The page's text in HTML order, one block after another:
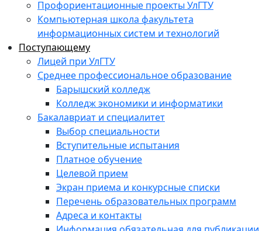
Профориентационные проекты УлГТУ
Компьютерная школа факультета
информационных систем и технологий
Поступающему
Лицей при УлГТУ
Среднее профессиональное образование
Барышский колледж
Колледж экономики и информатики
Бакалавриат и специалитет
Выбор специальности
Вступительные испытания
Платное обучение
Целевой прием
Экран приема и конкурсные списки
Перечень образовательных программ
Адреса и контакты